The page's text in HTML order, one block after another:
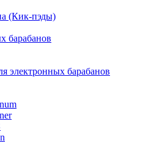
(Кик-пэды)
барабанов
электронных барабанов